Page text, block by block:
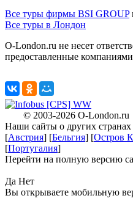
Все туры фирмы BSI GROUP
Все туры в Лондон
O-London.ru не несет
предоставленные
© 2003-2026 O-London.ru
Наши сайты о других странах
[Австрия] [Бельгия] [Остров
[Португалия]
Перейти на полную версию
Да Нет
Вы открываете мобильную